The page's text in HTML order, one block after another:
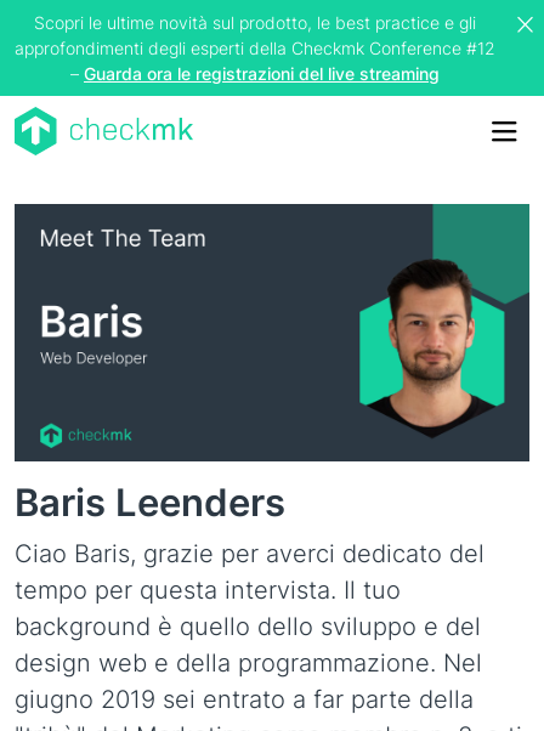
Scopri le ultime novità sul prodotto, le best practice e gli
approfondimenti degli esperti della Checkmk Conference #12
– Guarda ora le registrazioni del live streaming
Baris Leenders
Ciao Baris, grazie per averci dedicato del
tempo per questa intervista. Il tuo
background è quello dello sviluppo e del
design web e della programmazione. Nel
giugno 2019 sei entrato a far parte della